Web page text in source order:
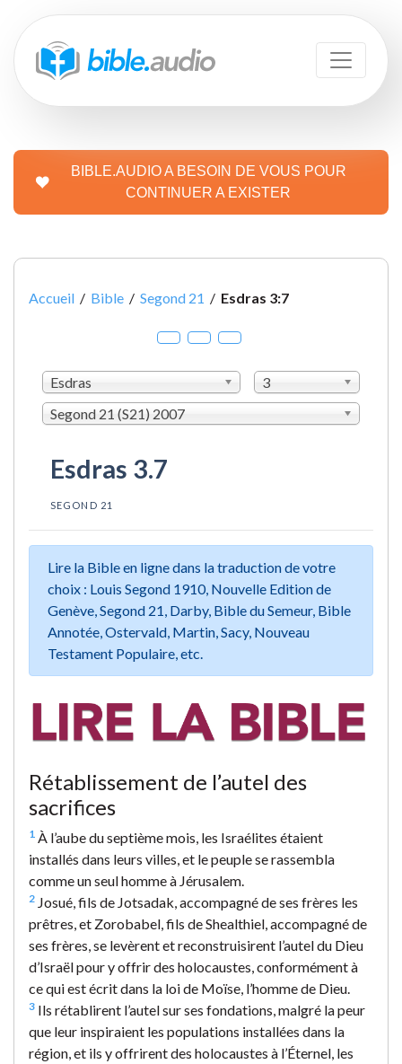
BIBLE.AUDIO A BESOIN DE VOUS POUR
CONTINUER A EXISTER
Accueil / Bible / Segond 21 / Esdras 3:7
Esdras
3
Segond 21 (S21) 2007
Esdras 3.7
SEGOND 21
Lire la Bible en ligne dans la traduction de votre
choix : Louis Segond 1910, Nouvelle Edition de
Genève, Segond 21, Darby, Bible du Semeur, Bible
Annotée, Ostervald, Martin, Sacy, Nouveau
Testament Populaire, etc.
Rétablissement de l’autel des
sacrifices
1 À l’aube du septième mois, les Israélites étaient
installés dans leurs villes, et le peuple se rassembla
comme un seul homme à Jérusalem.
2 Josué, fils de Jotsadak, accompagné de ses frères les
prêtres, et Zorobabel, fils de Shealthiel, accompagné de
ses frères, se levèrent et reconstruisirent l’autel du Dieu
d’Israël pour y offrir des holocaustes, conformément à
ce qui est écrit dans la loi de Moïse, l’homme de Dieu.
3 Ils rétablirent l’autel sur ses fondations, malgré la peur
que leur inspiraient les populations installées dans la
région, et ils y offrirent des holocaustes à l’Éternel, les